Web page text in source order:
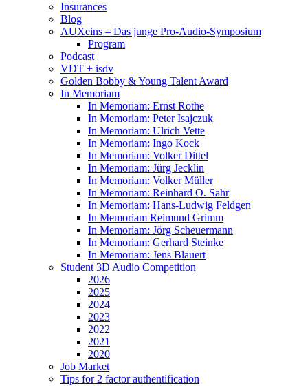
Insurances
Blog
AUXeins – Das junge Pro-Audio-Symposium
Program
Podcast
VDT + isdv
Golden Bobby & Young Talent Award
In Memoriam
In Memoriam: Ernst Rothe
In Memoriam: Peter Isajczuk
In Memoriam: Ulrich Vette
In Memoriam: Ingo Kock
In Memoriam: Volker Dittel
In Memoriam: Jürg Jecklin
In Memoriam: Volker Müller
In Memoriam: Reinhard O. Sahr
In Memoriam: Hans-Ludwig Feldgen
In Memoriam Reimund Grimm
In Memoriam: Jörg Scheuermann
In Memoriam: Gerhard Steinke
In Memoriam: Jens Blauert
Student 3D Audio Competition
2026
2025
2024
2023
2022
2021
2020
Job Market
Tips for 2 factor authentification